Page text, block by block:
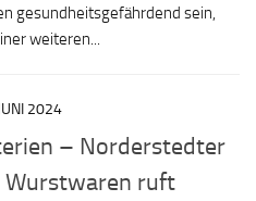
gesundheitsgefährdend sein,
weiteren...
2024
– Norderstedter
Wurstwaren ruft